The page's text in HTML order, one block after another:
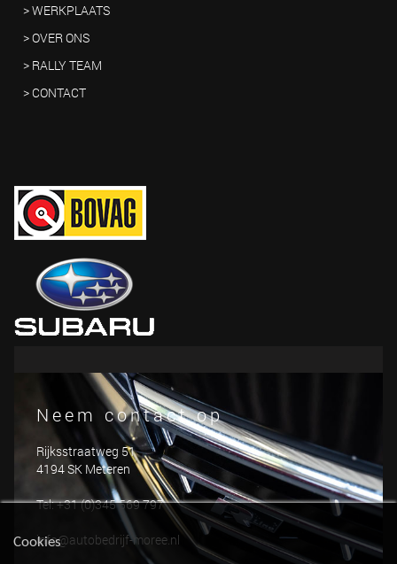
> WERKPLAATS
> OVER ONS
> RALLY TEAM
> CONTACT
Neem contact op
Rijksstraatweg 51
4194 SK Meteren
Tel: +31 (0)345 569 797
info@autobedrijf-moree.nl
Cookies